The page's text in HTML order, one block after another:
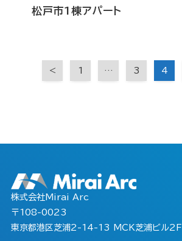
松戸市1棟アパート
< 1 … 3 4
株式会社Mirai Arc
〒108-0023
東京都港区芝浦2-14-13 MCK芝浦ビル2F